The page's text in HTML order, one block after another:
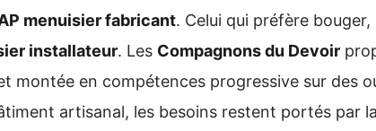
menuisier fabricant. Celui qui préfère
installateur. Les Compagnons du Devoir
montée en compétences progressive sur des
artisanal, les besoins restent portés par